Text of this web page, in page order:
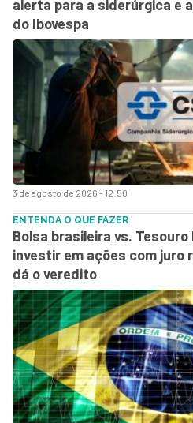
3 de agosto de 2026 - 12:50
alerta para a siderúrgica e
do Ibovespa
ENTENDA O QUE FAZER
Bolsa brasileira vs. Tesouro
investir em ações com juro
dá o veredito